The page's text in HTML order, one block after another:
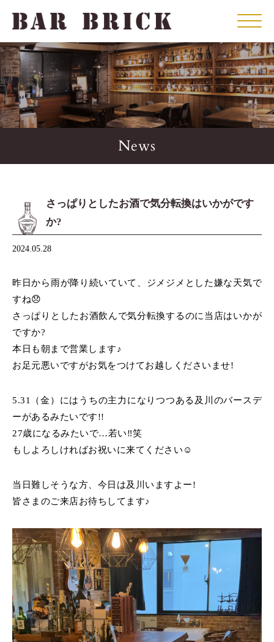
Click
News
さっぱりとしたお酒で気分転換はいかがです
か?
2024.05.28
昨日から雨が降り続いていて、ジメジメとした嫌な天気で
すね😞
さっぱりとしたお酒飲んで気分転換するのに当店はいかが
ですか?
本日も朝まで営業します♪
お足元悪いですがお気をつけてお越しくださいませ!
5.31（金）にはうちの主力になりつつある及川のバースデ
ーがあるみたいです!!
27歳になるみたいで…若い‼️笑
もしよろしければお祝いに来てください☺️
当日難しそうな方、今日は及川いますよー!
皆さまのご来店お待ちしてます♪